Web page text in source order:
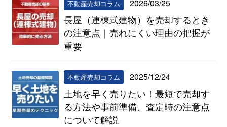
不動産売却コラム 2026/03/25
長屋（連棟式建物）を売却するとき
の注意点｜売れにくい理由の把握が
重要
不動産売却コラム 2025/12/24
土地を早く売りたい！最短で売却す
る方法や事前準備、査定時の注意点
について解説